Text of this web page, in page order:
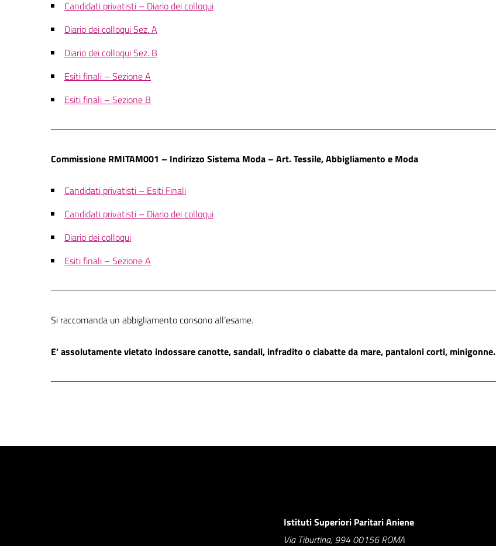
Candidati privatisti – Diario dei colloqui
Diario dei colloqui Sez. A
Diario dei colloqui Sez. B
Esiti finali – Sezione A
Esiti finali – Sezione B
Commissione RMITAM001 – Indirizzo Sistema Moda – Art. Tessile, Abbigliamento e Moda
Candidati privatisti – Esiti Finali
Candidati privatisti – Diario dei colloqui
Diario dei colloqui
Esiti finali – Sezione A
Si raccomanda un abbigliamento consono all’esame.
E’ assolutamente vietato indossare canotte, sandali, infradito o ciabatte da mare, pantaloni corti, minigonne.
Istituti Superiori Paritari Aniene
Via Tiburtina, 994 00156 ROMA